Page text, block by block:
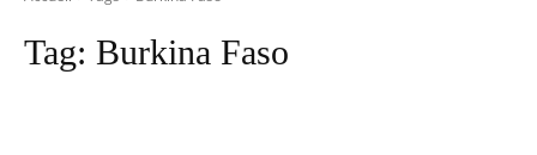
Tag: Burkina Faso